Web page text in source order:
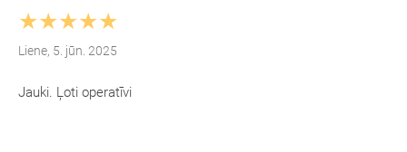
★★★★★
Liene, 5. jūn. 2025
Jauki. Ļoti operatīvi